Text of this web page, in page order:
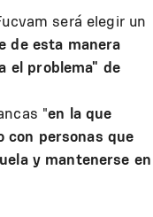
será elegir un
de esta manera
el problema" de
"en la que
con personas que
y mantenerse en